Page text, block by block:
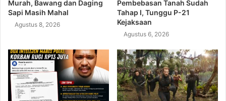
Murah, Bawang dan Daging
Sapi Masih Mahal
Agustus 8, 2026
Pembebasan Tanah Sudah
Tahap I, Tunggu P-21
Kejaksaan
Agustus 6, 2026